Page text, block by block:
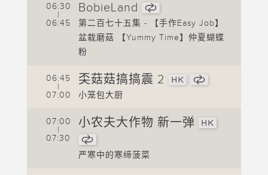
06:30
|
06:45
BobieLand
第二百七十五集 - 【手作Easy Job】
盆栽磨菇 【Yummy Time】仲夏蝴蝶
粉
06:45
|
07:00
奀菇菇搞搞震 2
小笼包大厨
07:00
|
07:30
小农夫大作物 新一弹
严寒中的寒缔菠菜